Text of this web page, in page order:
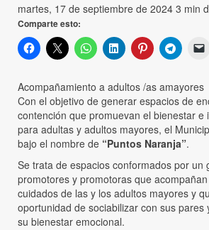
martes, 17 de septiembre de 2024 3 min
Comparte esto:
Acompañamiento a adultos /as amayores
Con el objetivo de generar espacios de
contención que promuevan el bienestar e
para adultas y adultos mayores, el
bajo el nombre de “Puntos Naranja”.
Se trata de espacios conformados por un
promotores y promotoras que
cuidados de las y los adultos mayores y
oportunidad de sociabilizar con sus pares
su bienestar emocional.